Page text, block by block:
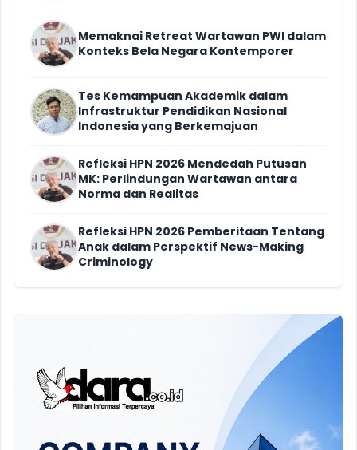
Memaknai Retreat Wartawan PWI dalam
Konteks Bela Negara Kontemporer
Tes Kemampuan Akademik dalam
Infrastruktur Pendidikan Nasional
Indonesia yang Berkemajuan
Refleksi HPN 2026 Mendedah Putusan
MK: Perlindungan Wartawan antara
Norma dan Realitas
Refleksi HPN 2026 Pemberitaan Tentang
Anak dalam Perspektif News-Making
Criminology